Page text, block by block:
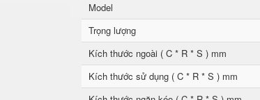
Model
Trọng lượng
Kích thước ngoài ( C * R * S ) mm
Kích thước sử dụng ( C * R * S ) mm